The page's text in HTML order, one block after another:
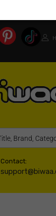
Contact: